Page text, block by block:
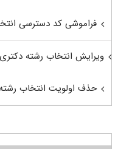
فراموشی کد دسترسی
ویرایش انتخاب رشته دکتری
حذف اولویت انتخاب